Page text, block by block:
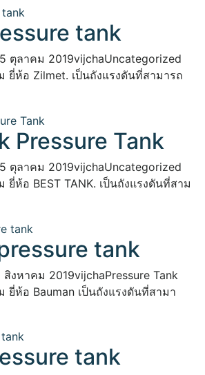
tank
5 ตุลาคม 2019vijchaUncategorized
ยี่ห้อ Zilmet. เป็นถังแรงดันที่สามารถ
Pressure Tank
5 ตุลาคม 2019vijchaUncategorized
ยี่ห้อ BEST TANK. เป็นถังแรงดันที่สาม
tank
สิงหาคม 2019vijchaPressure Tank
ยี่ห้อ Bauman เป็นถังแรงดันที่สามา
tank